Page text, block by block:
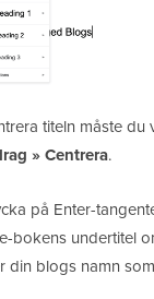
titeln måste du
» Centrera.
på Enter-
bokens undertitel
din blogs namn